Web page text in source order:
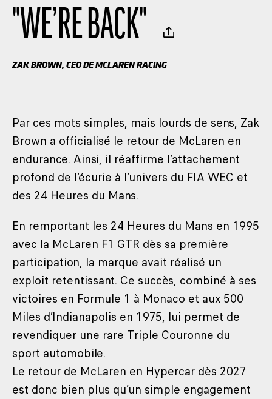
"WE’RE BACK"
ZAK BROWN, CEO DE MCLAREN RACING
Par ces mots simples, mais lourds de sens, Zak
Brown a officialisé le retour de McLaren en
endurance. Ainsi, il réaffirme l’attachement
profond de l’écurie à l’univers du FIA WEC et
des 24 Heures du Mans.
En remportant les 24 Heures du Mans en 1995
avec la McLaren F1 GTR dès sa première
participation, la marque avait réalisé un
exploit retentissant. Ce succès, combiné à ses
victoires en Formule 1 à Monaco et aux 500
Miles d’Indianapolis en 1975, lui permet de
revendiquer une rare Triple Couronne du
sport automobile.
Le retour de McLaren en Hypercar dès 2027
est donc bien plus qu’un simple engagement